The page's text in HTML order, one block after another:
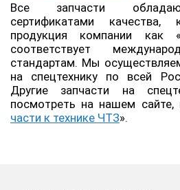
Все запчасти
сертификатами
продукция компании как
соответствует
стандартам. Мы
на спецтехнику по всей
Другие запчасти на
посмотреть на нашем сайте,
части к технике ЧТЗ».